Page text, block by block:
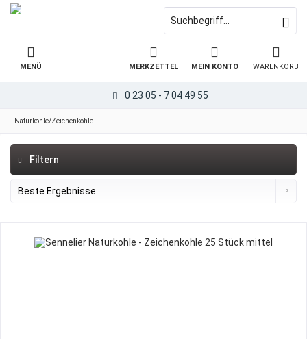
0 23 05 - 7 04 49 55
WARENKORB
MERKZETTEL MEIN KONTO
MENÜ
Naturkohle/Zeichenkohle
Filtern